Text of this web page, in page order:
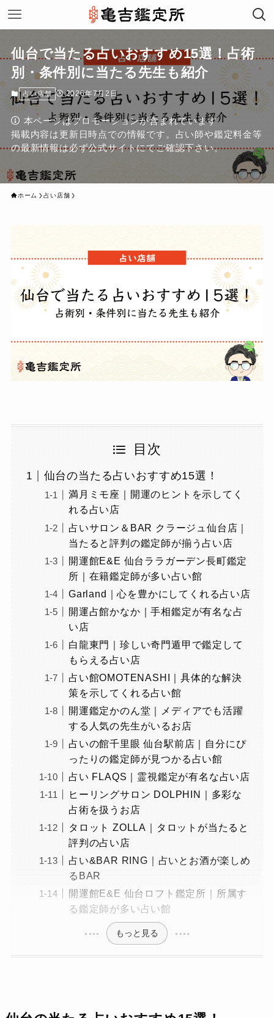
仙台で当たる占いおすすめ15選！占術
別・条件別に当たる先生も紹介
占い店舗 2026年7月2日
本ページはプロモーションが含まれています
掲載内容は更新日時点での情報です。占い師や鑑定料金等
の最新情報は必ず公式サイトにてご確認下さい。
ホーム 占い店舗
目次
仙台の当たる占いおすすめ15選！
満月ミモ座｜開運のヒントを示してく
れる占い店
占いサロン＆BAR クラージュ仙台店｜
当たると評判の鑑定師が揃う占い店
開運館E&E 仙台ララガーデン長町鑑定
所｜在籍鑑定師が多い占い館
Garland｜心を豊かにしてくれる占い店
開運占館かなか｜手相鑑定が有名な占
い店
白龍東門｜珍しい奇門遁甲で鑑定して
もらえる占い店
占い館OMOTENASHI｜具体的な解決
策を示してくれる占い館
開運鑑定かのん堂｜メディアでも活躍
する人気の先生がいるお店
占いの館千里眼 仙台駅前店｜自分にぴ
ったりの鑑定師が見つかる占い館
占い FLAQS｜霊視鑑定が有名な占い店
ヒーリングサロン DOLPHIN｜多彩な
占術を扱うお店
タロット ZOLLA｜タロットが当たると
評判の占い店
占い&BAR RING｜占いとお酒が楽しめ
るBAR
開運館E&E 仙台ロフト鑑定所｜所属す
る鑑定師が多い占い館
もっと見る